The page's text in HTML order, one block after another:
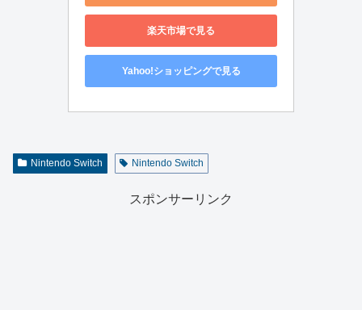
楽天市場で見る
Yahoo!ショッピングで見る
Nintendo Switch Nintendo Switch
スポンサーリンク